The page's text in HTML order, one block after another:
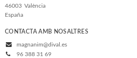
46003 València
España
CONTACTA AMB NOSALTRES
magnanim@dival.es
96 388 31 69